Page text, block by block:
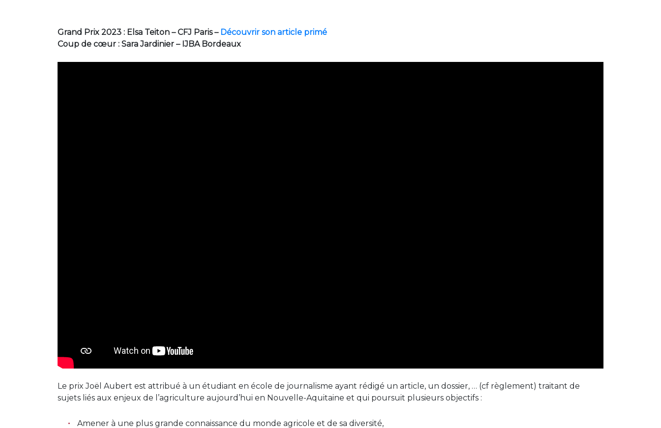
Grand Prix 2023 : Elsa Teiton – CFJ Paris – Découvrir son article primé
Coup de cœur : Sara Jardinier – IJBA Bordeaux
Le prix Joël Aubert est attribué à un étudiant en école de journalisme ayant rédigé un article, un dossier, … (cf règlement) traitant de
sujets liés aux enjeux de l’agriculture aujourd’hui en Nouvelle-Aquitaine et qui poursuit plusieurs objectifs :
Amener à une plus grande connaissance du monde agricole et de sa diversité,